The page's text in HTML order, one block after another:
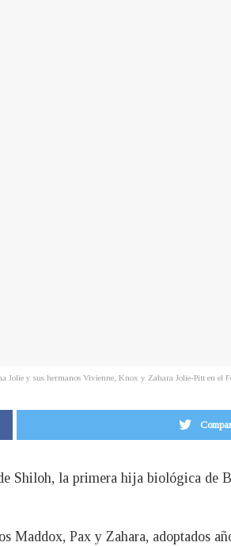
Jolie y sus hermanos Vivienne, Knox y Zahara Jolie-Pitt en el
Shiloh, la primera hija biológica de
Maddox, Pax y Zahara, adoptados